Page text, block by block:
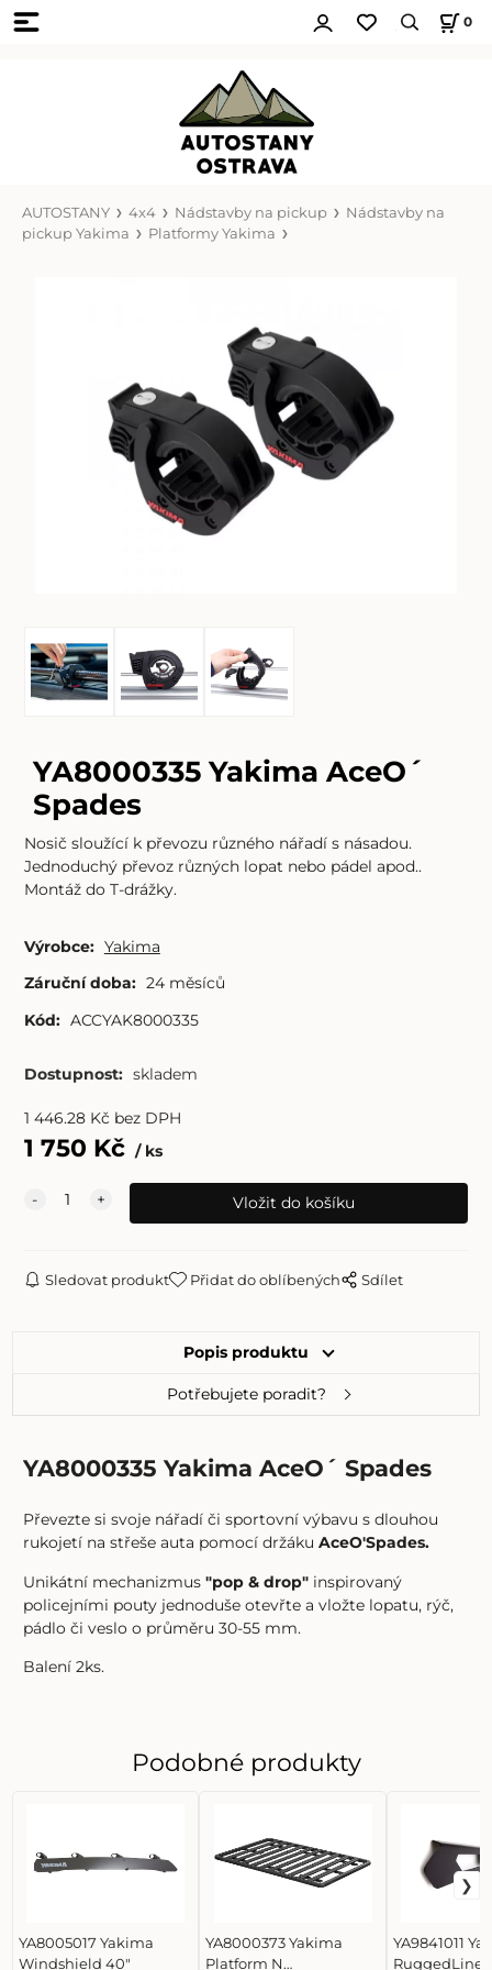
0
AUTOSTANY 4x4 Nádstavby na pickup
Nádstavby na
pickup Yakima
Platformy Yakima
YA8000335 Yakima AceO´
Spades
Nosič sloužící k převozu různého nářadí s násadou.
Jednoduchý převoz různých lopat nebo pádel apod..
Montáž do T-drážky.
Výrobce: Yakima
Záruční doba: 24 měsíců
Kód: ACCYAK8000335
Dostupnost: skladem
1 446.28Kč bez DPH
1 750 Kč ks
Sledovat produkt Přidat do oblíbených Sdílet
Popis produktu
Potřebujete poradit?
YA8000335 Yakima AceO´ Spades
Převezte si svoje nářadí či sportovní výbavu s dlouhou
rukojetí na střeše auta pomocí držákuAceO'Spades.
Unikátní mechanizmus"pop & drop" inspirovaný
policejními pouty jednoduše otevřte a vložte lopatu, rýč,
pádlo či veslo o průměru 30-55 mm.
Balení 2ks.
Podobné produkty
YA8005017 Yakima
Windshield 40"
YA8000373 Yakima
Platform N
YA9841011
RuggedLine